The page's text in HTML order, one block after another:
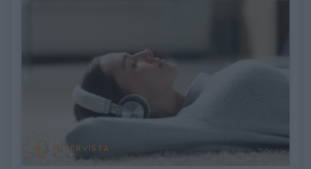
INTERVISTA